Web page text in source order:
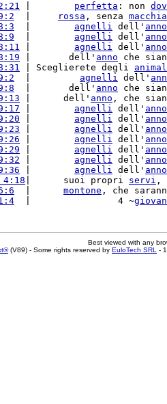
perfetta : non
rossa , senza macchia
agnelli dell' anno
agnelli dell' anno
agnelli dell' anno
|       dell' anno che
| Sceglierete degli
agnelli dell'
  |       dell'
anno che
|      dell' anno , che
agnelli dell' anno
agnelli dell' anno
agnelli dell' anno
agnelli dell' anno
agnelli dell' anno
agnelli dell' anno
agnelli dell' anno
|      suoi propri servi ,
montone , che
  |                4 ~
Best viewed with any
(V89) - Some rights reserved by EuloTech SRL -